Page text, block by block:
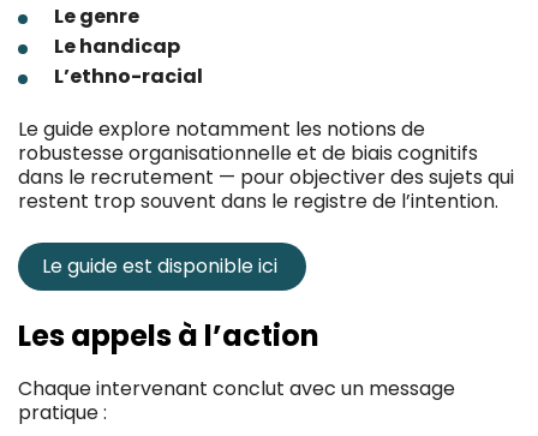
Le genre
Le handicap
L’ethno-racial
Le guide explore notamment les notions de
robustesse organisationnelle et de biais cognitifs
dans le recrutement — pour objectiver des sujets qui
restent trop souvent dans le registre de l’intention.
Le guide est disponible ici
Les appels à l’action
Chaque intervenant conclut avec un message
pratique :